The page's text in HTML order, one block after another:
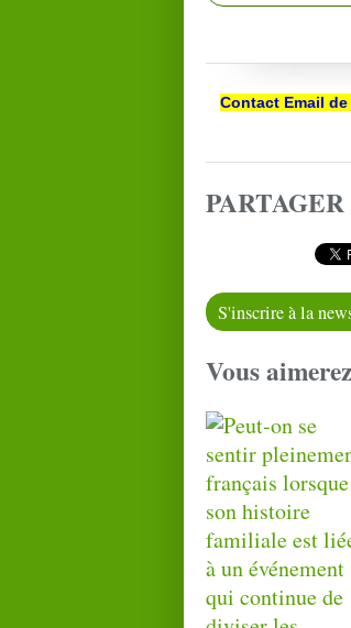
Contact Email de
S'inscrire à la
Vous